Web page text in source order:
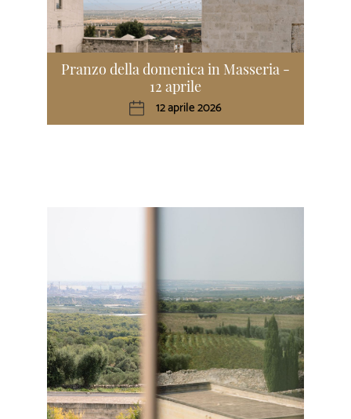
Pranzo della domenica in Masseria -
12 aprile
12 aprile 2026